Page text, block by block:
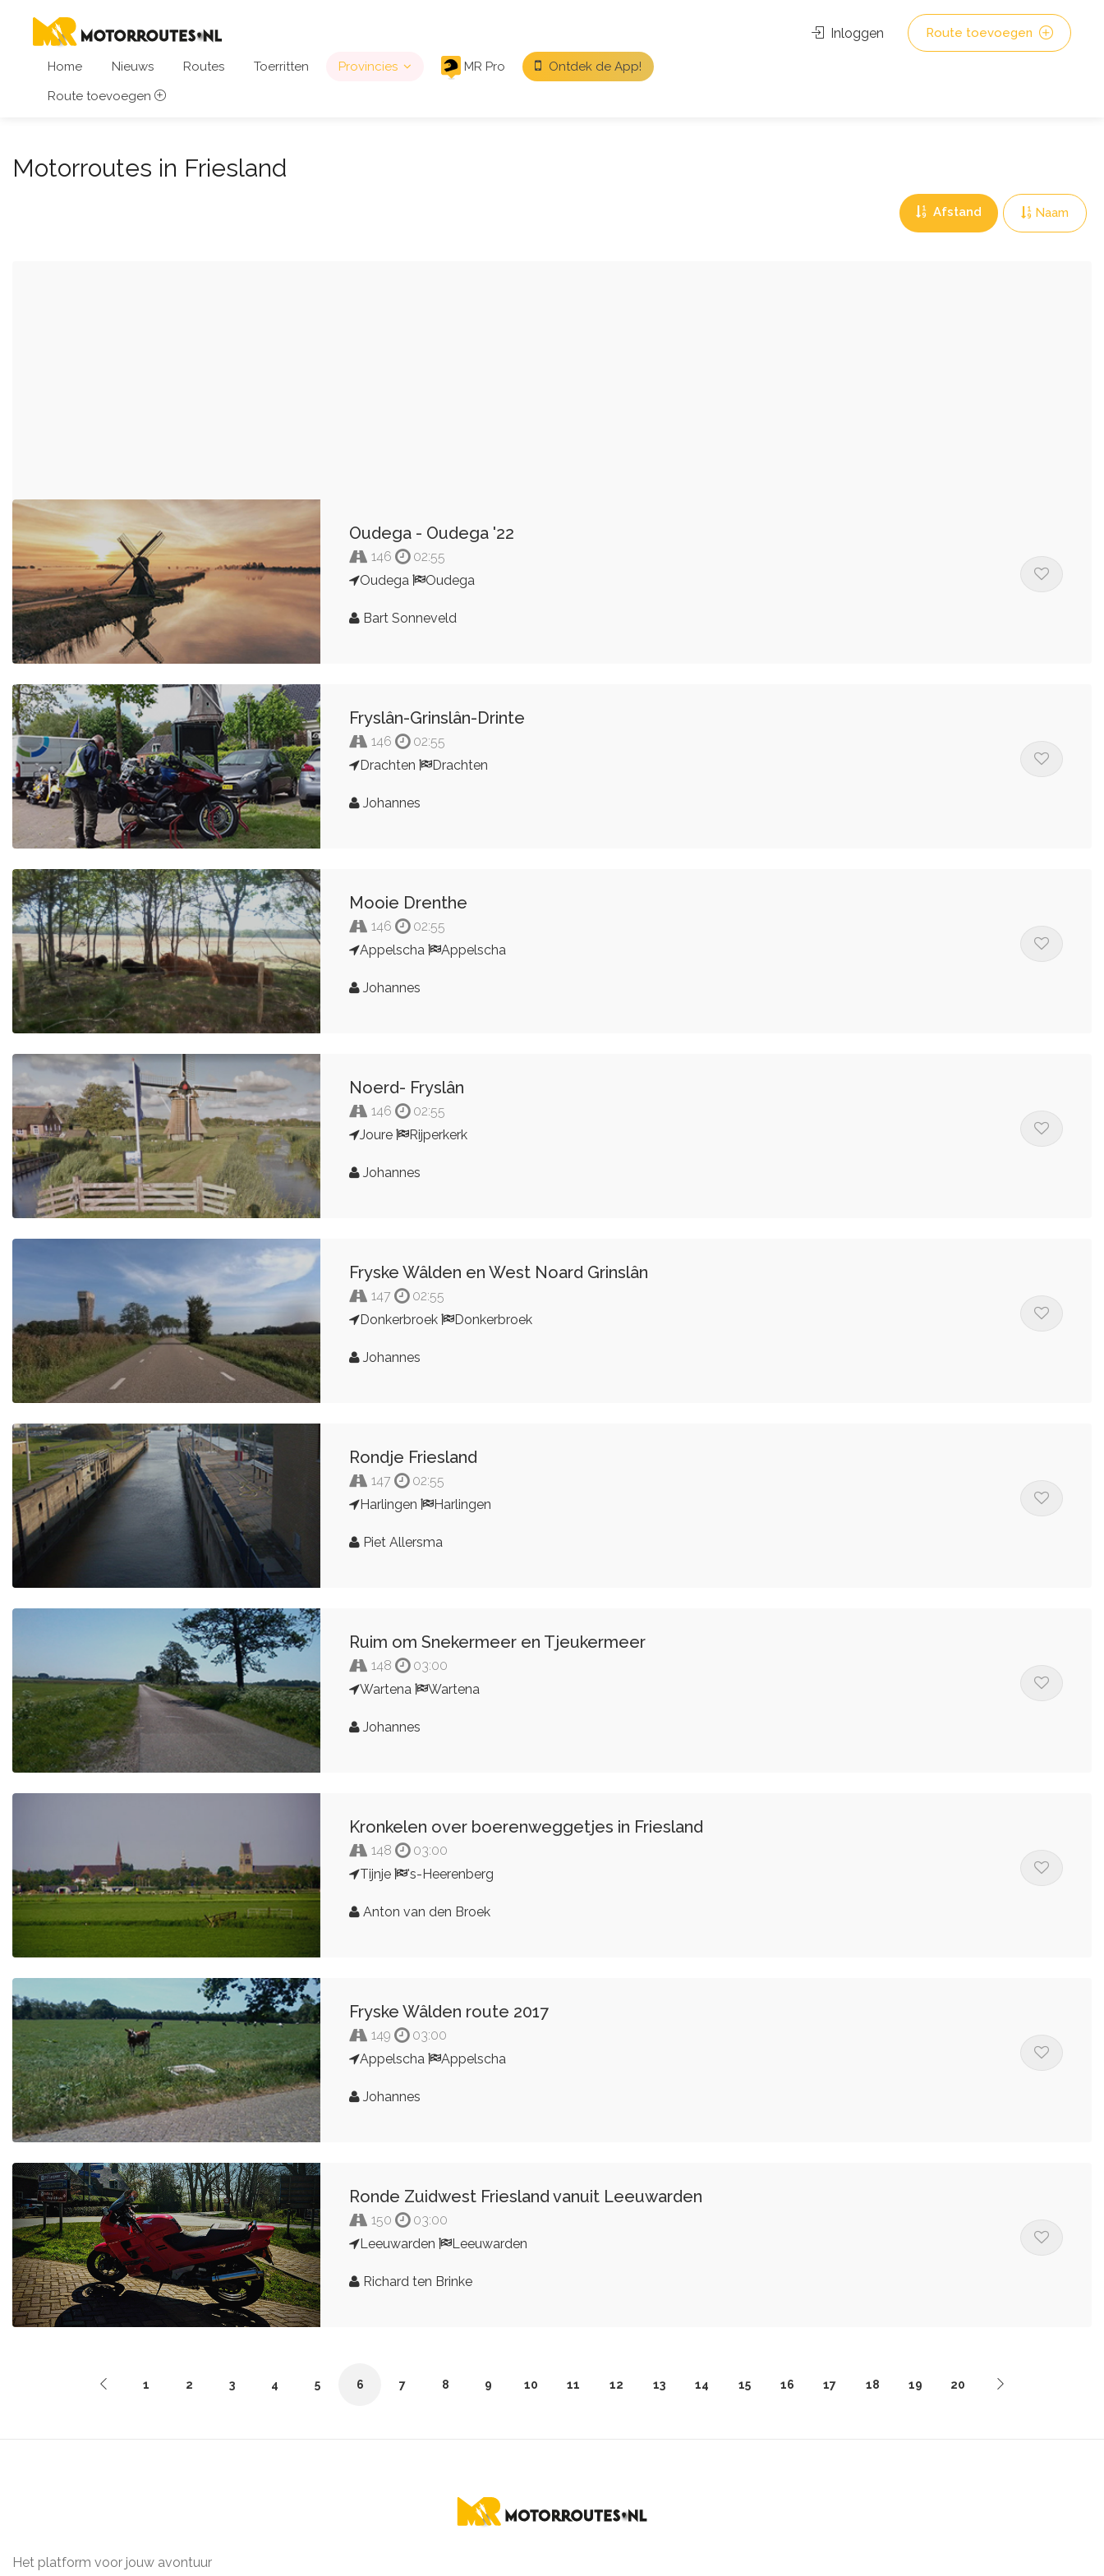
Home Nieuws Routes Toerritten Provincies MR Pro
Ontdek de App!
Route toevoegen
Inloggen Route toevoegen
Motorroutes in Friesland
Afstand Naam
Oudega - Oudega '22
146
02:55
Oudega
Oudega
Bart Sonneveld
Fryslân-Grinslân-Drinte
146
02:55
Drachten
Drachten
Johannes
Mooie Drenthe
146
02:55
Appelscha
Appelscha
Johannes
Noerd- Fryslân
146
02:55
Joure
Rijperkerk
Johannes
Fryske Wâlden en West Noard Grinslân
147
02:55
Donkerbroek
Donkerbroek
Johannes
Rondje Friesland
147
02:55
Harlingen
Harlingen
Piet Allersma
Ruim om Snekermeer en Tjeukermeer
148
03:00
Wartena
Wartena
Johannes
Kronkelen over boerenweggetjes in Friesland
148
03:00
Tijnje
's-Heerenberg
Anton van den Broek
Fryske Wâlden route 2017
149
03:00
Appelscha
Appelscha
Johannes
Ronde Zuidwest Friesland vanuit Leeuwarden
150
03:00
Leeuwarden
Leeuwarden
Richard ten Brinke
1 2 3 4 5 6 7 8 9 10 11 12 13 14 15 16 17 18 19 20
Het platform voor jouw avontuur